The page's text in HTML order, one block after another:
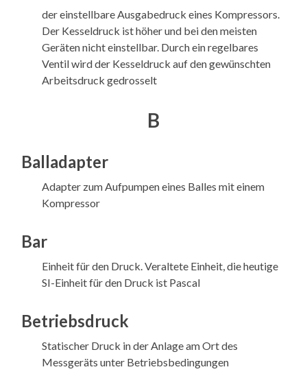
der einstellbare Ausgabedruck eines Kompressors.
Der Kesseldruck ist höher und bei den meisten
Geräten nicht einstellbar. Durch ein regelbares
Ventil wird der Kesseldruck auf den gewünschten
Arbeitsdruck gedrosselt
B
Balladapter
Adapter zum Aufpumpen eines Balles mit einem
Kompressor
Bar
Einheit für den Druck. Veraltete Einheit, die heutige
SI-Einheit für den Druck ist Pascal
Betriebsdruck
Statischer Druck in der Anlage am Ort des
Messgeräts unter Betriebsbedingungen